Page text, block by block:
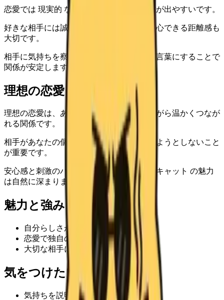
恋愛では 現実的 な判断と 自由 な関わり方が出やすいです。
好きな相手には誠実に向き合いますが、安心できる距離感も
大切です。
相手に気持ちを察してもらうだけでなく、言葉にすることで
関係が安定します。
理想の恋愛
理想の恋愛は、あなたのペースを尊重しながら温かくつなが
れる関係です。
相手があなたの個性を理解し、無理に変えようとしないこと
が重要です。
安心感と刺激のバランスがあるほど、ボスキャット の魅力
は自然に深まります。
魅力と強み
自分らしさがはっきりしている
恋愛で独自の魅力を出せる
大切な相手には真剣に向き合える
気をつけたいポイント
気持ちを説明しないと誤解されやすい